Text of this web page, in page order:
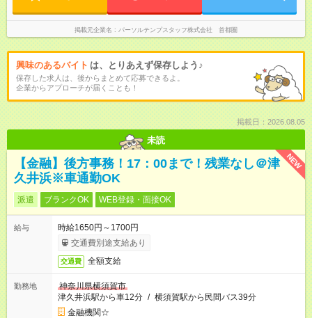
掲載元企業名 パーソルテンプスタッフ株式会社 首都圏
興味のあるバイト は、とりあえず保存しよう♪
保存した求人は、後からまとめて応募できるよ。
企業からアプローチが届くことも！
掲載日：2026.08.05
未読
NEW
【金融】後方事務！17：00まで！残業なし＠津
久井浜※車通勤OK
派遣 ブランクOK WEB登録・面接OK
給与
時給1650円～1700円
交通費別途支給あり
交通費 全額支給
勤務地
神奈川県横須賀市
津久井浜駅から車12分 / 横須賀駅から民間バス39分
金融機関☆